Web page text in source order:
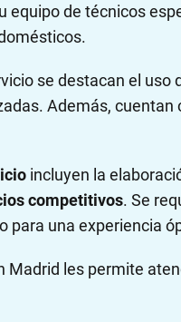
equipo de técnicos
se destacan el uso
Además, cuentan
incluyen la
competitivos. Se
para una experiencia
Madrid les permite